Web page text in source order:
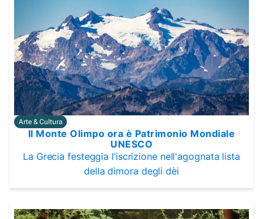
Arte & Cultura
Il Monte Olimpo ora è Patrimonio Mondiale
UNESCO
La Grecia festeggia l’iscrizione nell'agognata lista
della dimora degli dèi